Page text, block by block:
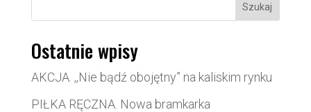
Szukaj
Ostatnie wpisy
AKCJA. ,,Nie bądź obojętny” na kaliskim rynku
PIŁKA RĘCZNA. Nowa bramkarka